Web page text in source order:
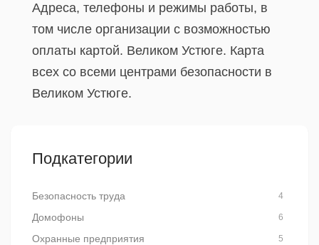
Адреса, телефоны и режимы работы, в
том числе организации с возможностью
оплаты картой. Великом Устюге. Карта
всех со всеми центрами безопасности в
Великом Устюге.
Подкатегории
Безопасность труда 4
Домофоны 6
Охранные предприятия 5